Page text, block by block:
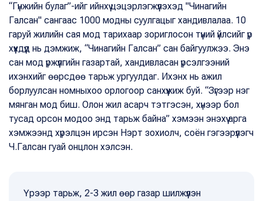
“Гүнжийн булаг”-ийг ийнхүү цэцэрлэгжүүлэхэд "Чинагийн
Галсан" сангаас 1000 модны суулгацыг хандивлалаа. 10
гаруй жилийн сая мод тарихаар зориглосон түүний үйлсийг үр
хүүхдүүд нь дэмжиж, “Чинагийн Галсан” сан байгуулжээ. Энэ
сан мод үржүүлгийн газартай, хандивласан үрсэлгээний
ихэнхийг өөрсдөө тарьж ургуулдаг. Ихэнх нь ажил
борлуулсан номныхоо орлогоор санхүүжиж буй. “Зүгээр нэг
мянган мод биш. Олон жил асарч тэтгэсэн, хүнээр бол
тусад орсон модоо энд тарьж байна” хэмээн энэхүү арга
хэмжээнд хүрэлцэн ирсэн Нэрт зохиолч, соён гэгээрүүлэгч
Ч.Галсан гуай онцлон хэлсэн.
Үрээр тарьж, 2-3 жил өөр газар шилжүүлэн